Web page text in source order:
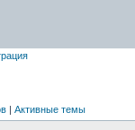
| Активные темы